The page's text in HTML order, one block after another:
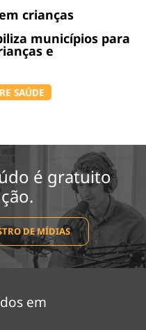
crianças
municípios para
e
SAÚDE
é gratuito
DE MÍDIAS
em